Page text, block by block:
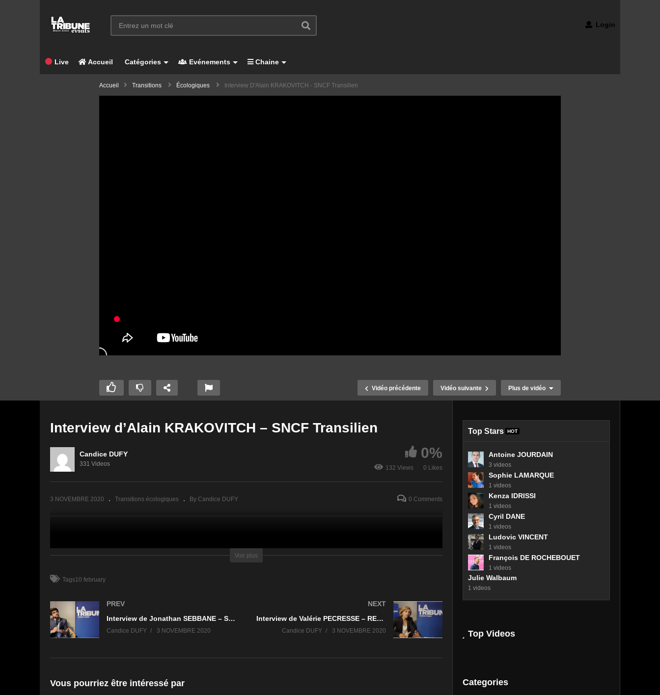
Login
Live Accueil Catégories Evénements Chaine
Accueil Transitions Écologiques Interview D'Alain KRAKOVITCH - SNCF Transilien
Vidéo précédente Vidéo suivante Plus de vidéo
Interview de Franck
HELARY – CREDIT
Interview d’Yves
FRANCE LOCALE
Interview de Benjamin
GRIVEAUX
Interview d’Alain KRAKOVITCH – SNCF Transilien
Candice DUFY
331 Videos
0%
132 Views 0 Likes
3 NOVEMBRE 2020 Transitions écologiques By Candice DUFY 0 Comments
Voir plus
Tags10 february
PREV
Interview de Jonathan SEBBANE – SOGARIS
Candice DUFY 3 NOVEMBRE 2020
NEXT
Interview de Valérie PECRESSE – REGION ILE DE FRANCE
Candice DUFY 3 NOVEMBRE 2020
Vous pourriez être intéressé par
Top Stars HOT
Antoine JOURDAIN
3 videos
Sophie LAMARQUE
1 videos
Kenza IDRISSI
1 videos
Cyril DANE
1 videos
Ludovic VINCENT
1 videos
François DE ROCHEBOUET
1 videos
Julie Walbaum
1 videos
Top Videos
Categories